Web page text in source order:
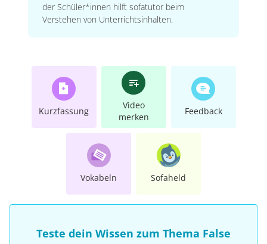
der Schüler*innen hilft sofatutor beim
Verstehen von Unterrichtsinhalten.
Kurzfassung
Video
merken
Feedback
Vokabeln Sofaheld
Teste dein Wissen zum Thema False